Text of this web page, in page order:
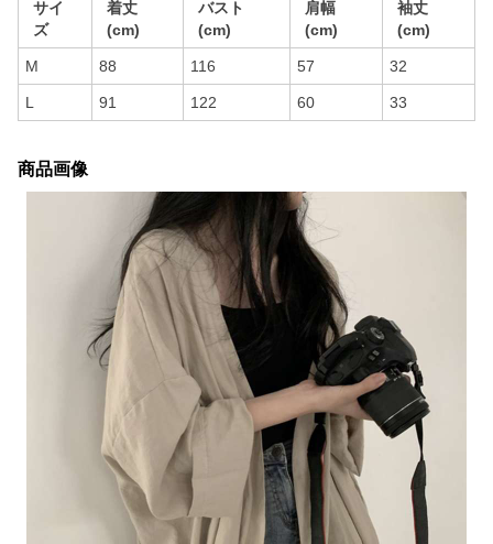
サイ
ズ
着丈
(cm)
バスト
(cm)
肩幅
(cm)
袖丈
(cm)
M 88 116 57 32
L 91 122 60 33
商品画像